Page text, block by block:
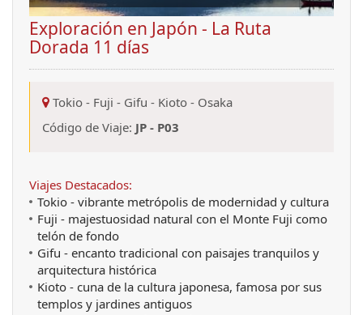
Exploración en Japón - La Ruta
Dorada 11 días
Tokio - Fuji - Gifu - Kioto - Osaka
Código de Viaje: JP - P03
Viajes Destacados:
Tokio - vibrante metrópolis de modernidad y cultura
Fuji - majestuosidad natural con el Monte Fuji como
telón de fondo
Gifu - encanto tradicional con paisajes tranquilos y
arquitectura histórica
Kioto - cuna de la cultura japonesa, famosa por sus
templos y jardines antiguos